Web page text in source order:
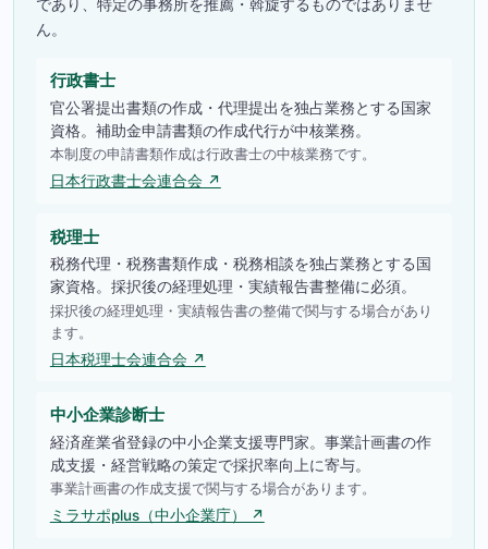
であり、特定の事務所を推薦・斡旋するものではありませ
ん。
行政書士
官公署提出書類の作成・代理提出を独占業務とする国家
資格。補助金申請書類の作成代行が中核業務。
本制度の申請書類作成は行政書士の中核業務です。
日本行政書士会連合会 ↗
税理士
税務代理・税務書類作成・税務相談を独占業務とする国
家資格。採択後の経理処理・実績報告書整備に必須。
採択後の経理処理・実績報告書の整備で関与する場合があり
ます。
日本税理士会連合会 ↗
中小企業診断士
経済産業省登録の中小企業支援専門家。事業計画書の作
成支援・経営戦略の策定で採択率向上に寄与。
事業計画書の作成支援で関与する場合があります。
ミラサポplus（中小企業庁） ↗